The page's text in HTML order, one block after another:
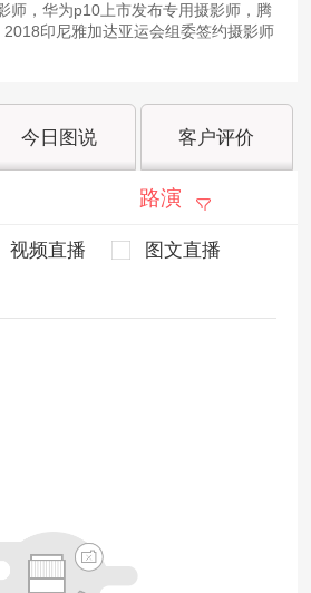
师，华为p10上市发布专用摄影师，腾
印尼雅加达亚运会组委签约摄影师
今日图说 客户评价
路演
视频直播
图文直播